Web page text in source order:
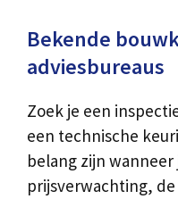
Bekende
adviesbureaus
Zoek je een
een technische
belang zijn
prijsverwachting,